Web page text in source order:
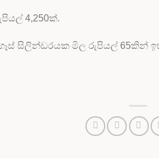
4,250ක්.
සිලින්ඩරයක මිල රුපියල් 65කින්